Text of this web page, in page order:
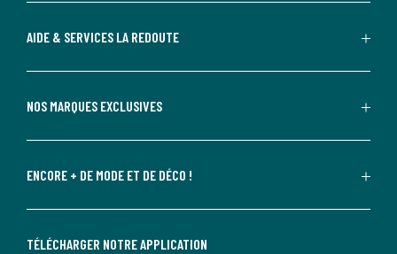
AIDE & SERVICES LA REDOUTE
NOS MARQUES EXCLUSIVES
ENCORE + DE MODE ET DE DÉCO !
TÉLÉCHARGER NOTRE APPLICATION